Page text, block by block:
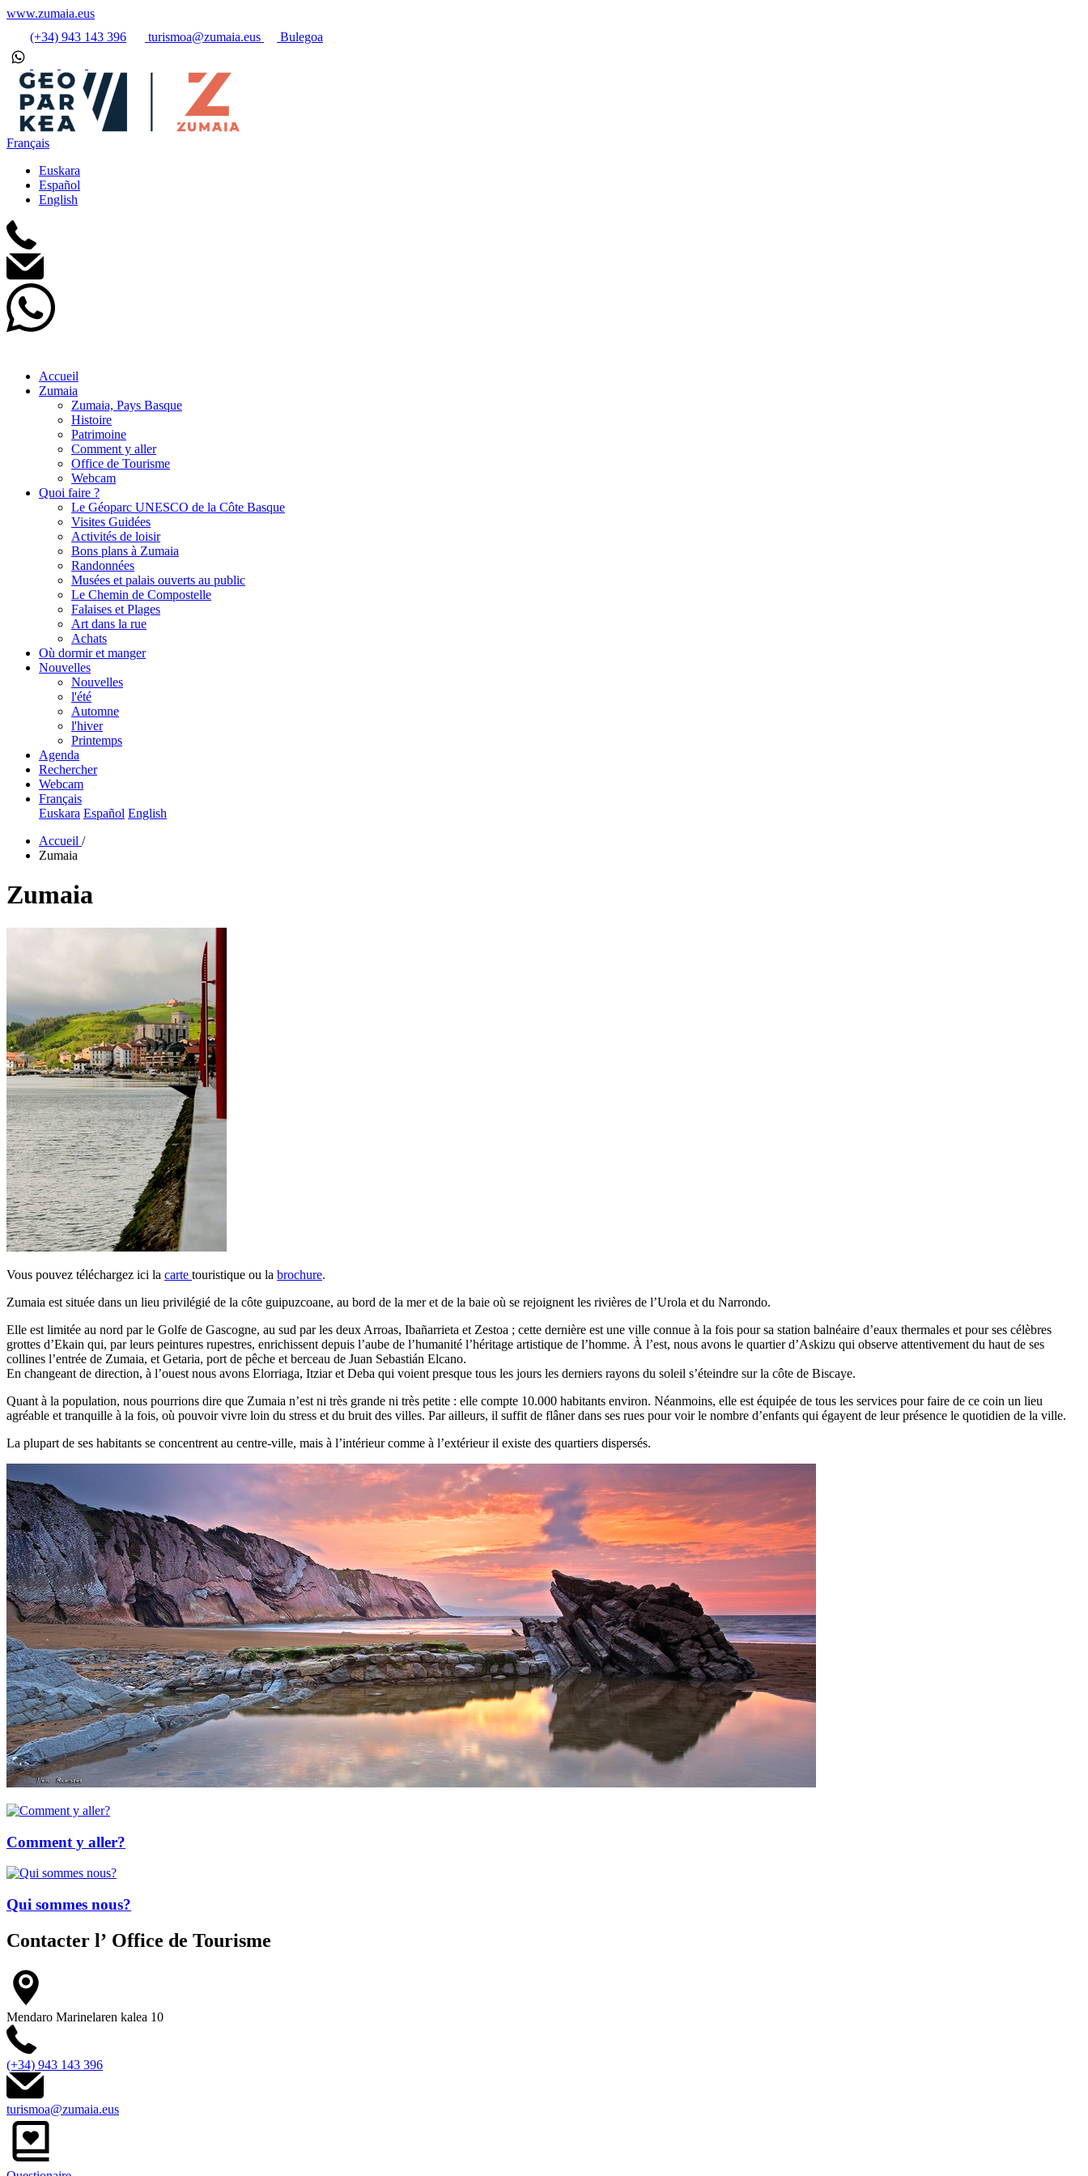
www.zumaia.eus
(+34) 943 143 396
turismoa@zumaia.eus Bulegoa
Français
Euskara
Español
English
Accueil
Zumaia
Zumaia, Pays Basque
Histoire
Patrimoine
Comment y aller
Office de Tourisme
Webcam
Quoi faire ?
Le Géoparc UNESCO de la Côte Basque
Visites Guidées
Activités de loisir
Bons plans à Zumaia
Randonnées
Musées et palais ouverts au public
Le Chemin de Compostelle
Falaises et Plages
Art dans la rue
Achats
Où dormir et manger
Nouvelles
Nouvelles
l'été
Automne
l'hiver
Printemps
Agenda
Rechercher
Webcam
Français
Euskara Español English
Accueil /
Zumaia
Zumaia
Vous pouvez téléchargez ici la carte touristique ou la brochure.
Zumaia est située dans un lieu privilégié de la côte guipuzcoane, au bord de la mer et de la baie où se rejoignent les rivières de l’Urola et du Narrondo.
Elle est limitée au nord par le Golfe de Gascogne, au sud par les deux Arroas, Ibañarrieta et Zestoa ; cette dernière est une ville connue à la fois pour sa station balnéaire d’eaux thermales et pour ses célèbres
grottes d’Ekain qui, par leurs peintures rupestres, enrichissent depuis l’aube de l’humanité l’héritage artistique de l’homme. À l’est, nous avons le quartier d’Askizu qui observe attentivement du haut de ses
collines l’entrée de Zumaia, et Getaria, port de pêche et berceau de Juan Sebastián Elcano.
En changeant de direction, à l’ouest nous avons Elorriaga, Itziar et Deba qui voient presque tous les jours les derniers rayons du soleil s’éteindre sur la côte de Biscaye.
Quant à la population, nous pourrions dire que Zumaia n’est ni très grande ni très petite : elle compte 10.000 habitants environ. Néanmoins, elle est équipée de tous les services pour faire de ce coin un lieu
agréable et tranquille à la fois, où pouvoir vivre loin du stress et du bruit des villes. Par ailleurs, il suffit de flâner dans ses rues pour voir le nombre d’enfants qui égayent de leur présence le quotidien de la ville.
La plupart de ses habitants se concentrent au centre-ville, mais à l’intérieur comme à l’extérieur il existe des quartiers dispersés.
Comment y aller?
Qui sommes nous?
Contacter l’ Office de Tourisme
Mendaro Marinelaren kalea 10
(+34) 943 143 396
turismoa@zumaia.eus